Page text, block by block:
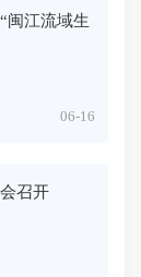
闽江流域生
06-16
召开